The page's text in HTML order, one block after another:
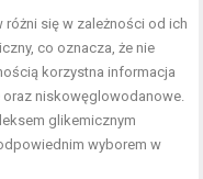
różni się w zależności od ich
co oznacza, że nie
korzystna informacja
niskowęglowodanowe.
glikemicznym
wyborem w